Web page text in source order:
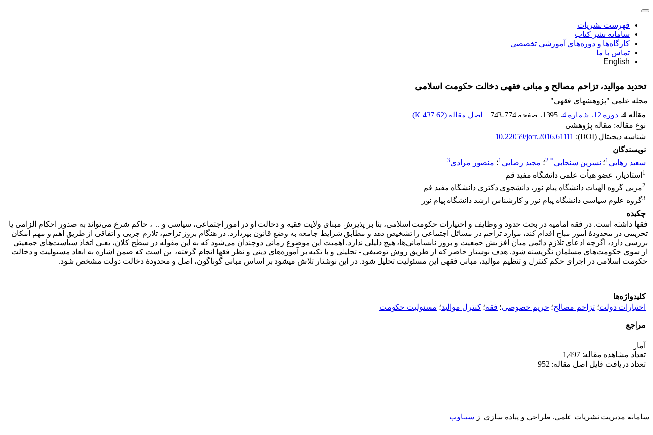
فهرست نشریات
سامانه نشر کتاب
کارگاه‌ها و دوره‌های آموزشی تخصصی
تماس با ما
English
تحدید موالید، تزاحم مصالح و مبانی فقهی دخالت حکومت اسلامی
مجله علمی "پژوهشهای فقهی"
مقاله 4
، دوره 12، شماره 4 ، 1395 ، صفحه 743-774 اصل مقاله (437.62 K
)
نوع مقاله: مقاله پژوهشی
شناسه دیجیتال (DOI):
10.22059/jorr.2016.61111
نویسندگان
سعید رهایی1؛ نسرین سنجابی*
2؛ مجید رضایی1؛ منصور مرادی3
1 استادیار، عضو هیأت علمی دانشگاه مفید قم
2مربی گروه الهیات دانشگاه پیام نور، دانشجوی دکتری دانشگاه مفید قم
3گروه علوم سیاسی دانشگاه پیام نور و کارشناس ارشد دانشگاه پیام نور
چکیده
فقها داشته است. در فقه امامیه در بحث حدود و وظایف و اختیارات حکومت اسلامی، بنا بر پذیرش مبنای ولایت فقیه و دخالت او در امور اجتماعی، سیاسی و ... ، حاکم شرع می‌تواند به صدور احکام الزامی یا
تحریمی در محدودۀ امور مباح اقدام کند، موارد تزاحم در مسائل اجتماعی را تشخیص دهد و مطابق شرایط جامعه به وضع قانون بپردازد. در هنگام بروز تزاحم، تلازم جزیی و اتفاقی از طریق اهم و مهم امکان
بررسی دارد، اگرچه ادعای تلازم دائمی میان افزایش جمعیت و بروز نابسامانی‌ها، هیچ دلیلی ندارد. اهمیت این موضوع زمانی دوچندان می‌شود که به این مقوله در سطح کلان، یعنی اتخاذ سیاست‌های جمعیتی
از سوی حکومت‌های مسلمان نگریسته شود. هدف نوشتار حاضر که از طریق روش توصیفی - تحلیلی و با تکیه بر آموزه‌های دینی و نظر فقها انجام گرفته، این است که ضمن اشاره به ابعاد مسئولیت و دخالت
حکومت اسلامی در اجرای حکم کنترل و تنظیم موالید، مبانی فقهی این مسئولیت تحلیل شود. در این نوشتار تلاش می‏شود بر اساس مبانی گوناگون، اصل و محدودۀ دخالت دولت مشخص شود.
کلیدواژه‌ها
اختیارات دولت؛ تزاحم مصالح؛ حریم خصوصی؛ فقه؛ کنترل موالید؛ مسئولیت حکومت
مراجع
آمار
تعداد مشاهده مقاله: 1,497
تعداد دریافت فایل اصل مقاله: 952
سامانه مدیریت نشریات علمی. طراحی و پیاده سازی از سیناوب